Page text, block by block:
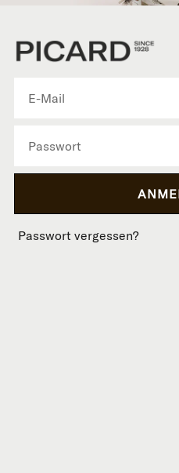
Passwort vergessen?